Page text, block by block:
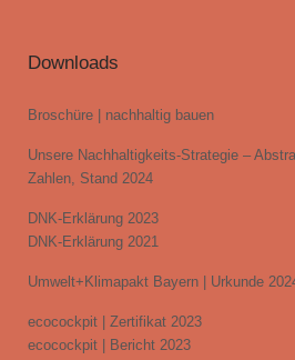
Downloads
Broschüre | nachhaltig bauen
Unsere Nachhaltigkeits-Strategie –
Zahlen, Stand 2024
DNK-Erklärung 2023
DNK-Erklärung 2021
Umwelt+Klimapakt Bayern | Urkunde
ecocockpit | Zertifikat 2023
ecocockpit | Bericht 2023